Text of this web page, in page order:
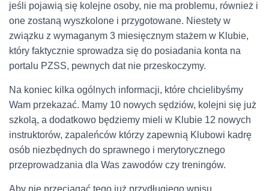
jeśli pojawią się kolejne osoby, nie ma problemu, również i
one zostaną wyszkolone i przygotowane. Niestety w
związku z wymaganym 3 miesięcznym stażem w Klubie,
który faktycznie sprowadza się do posiadania konta na
portalu PZSS, pewnych dat nie przeskoczymy.
Na koniec kilka ogólnych informacji, które chcielibyśmy
Wam przekazać. Mamy 10 nowych sędziów, kolejni się już
szkolą, a dodatkowo będziemy mieli w Klubie 12 nowych
instruktorów, zapaleńców którzy zapewnią Klubowi kadrę
osób niezbędnych do sprawnego i merytorycznego
przeprowadzania dla Was zawodów czy treningów.
Aby nie przeciągać tego już przydługiego wpisu,